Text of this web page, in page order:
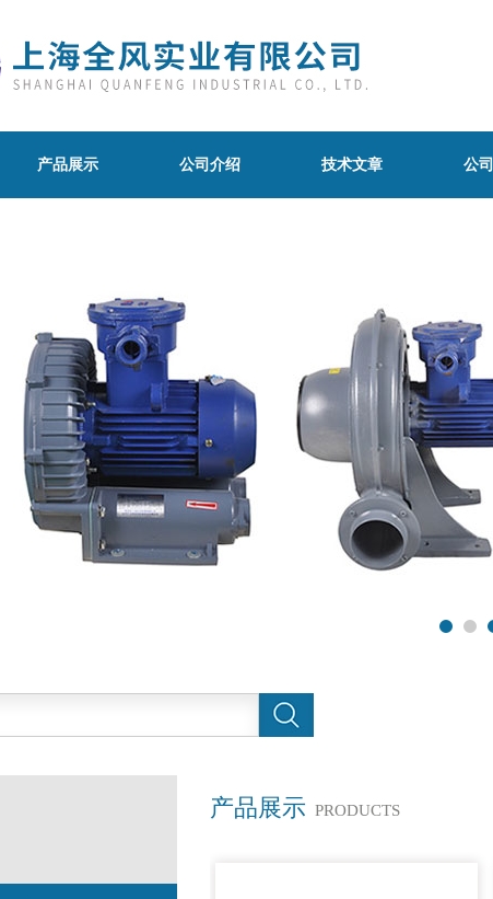
产品展示 公司介绍 技术文章 公
产品展示 PRODUCTS